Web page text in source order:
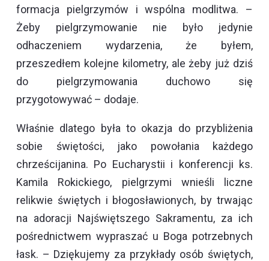
formacja pielgrzymów i wspólna modlitwa. –
Żeby pielgrzymowanie nie było jedynie
odhaczeniem wydarzenia, że byłem,
przeszedłem kolejne kilometry, ale żeby już dziś
do pielgrzymowania duchowo się
przygotowywać – dodaje.
Właśnie dlatego była to okazja do przybliżenia
sobie świętości, jako powołania każdego
chrześcijanina. Po Eucharystii i konferencji ks.
Kamila Rokickiego, pielgrzymi wnieśli liczne
relikwie świętych i błogosławionych, by trwając
na adoracji Najświętszego Sakramentu, za ich
pośrednictwem wypraszać u Boga potrzebnych
łask. – Dziękujemy za przykłady osób świętych,